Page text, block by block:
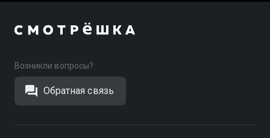
Возникли вопросы?
Обратная связь